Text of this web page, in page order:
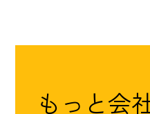
もっと会